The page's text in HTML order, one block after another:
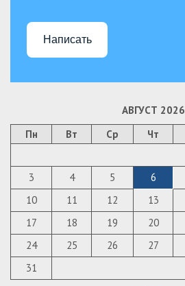
Написать
АВГУСТ 2026
Пн
Вт Ср Чт
3
4 5 6
10
11 12 13
17
18 19 20
24
25 26 27
31